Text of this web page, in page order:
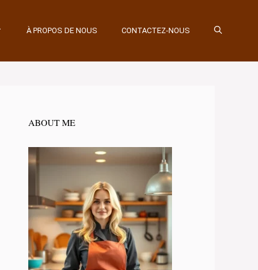
À PROPOS DE NOUS CONTACTEZ-NOUS
ABOUT ME